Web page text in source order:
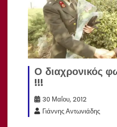
Ο διαχρονικός
!!!
30 Μαΐου, 2012
Γιάννης Αντωνιάδης